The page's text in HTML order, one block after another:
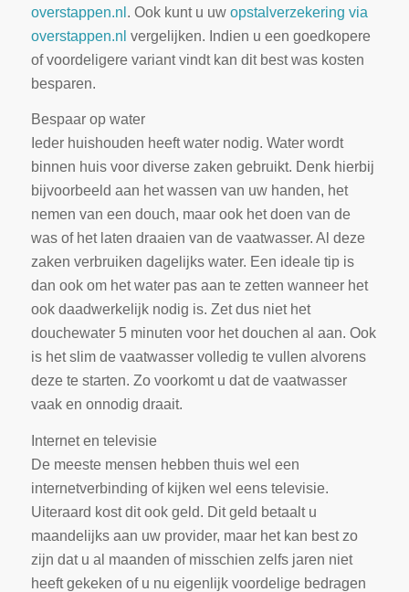
overstappen.nl . Ook kunt u uw opstalverzekering via
overstappen.nl vergelijken. Indien u een goedkopere
of voordeligere variant vindt kan dit best was kosten
besparen.
Bespaar op water
Ieder huishouden heeft water nodig. Water wordt
binnen huis voor diverse zaken gebruikt. Denk hierbij
bijvoorbeeld aan het wassen van uw handen, het
nemen van een douch, maar ook het doen van de
was of het laten draaien van de vaatwasser. Al deze
zaken verbruiken dagelijks water. Een ideale tip is
dan ook om het water pas aan te zetten wanneer het
ook daadwerkelijk nodig is. Zet dus niet het
douchewater 5 minuten voor het douchen al aan. Ook
is het slim de vaatwasser volledig te vullen alvorens
deze te starten. Zo voorkomt u dat de vaatwasser
vaak en onnodig draait.
Internet en televisie
De meeste mensen hebben thuis wel een
internetverbinding of kijken wel eens televisie.
Uiteraard kost dit ook geld. Dit geld betaalt u
maandelijks aan uw provider, maar het kan best zo
zijn dat u al maanden of misschien zelfs jaren niet
heeft gekeken of u nu eigenlijk voordelige bedragen